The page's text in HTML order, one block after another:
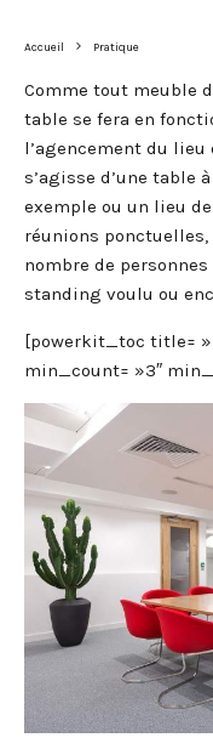
Accueil Pratique
Comme tout meuble
table se fera en
l’agencement du
s’agisse d’une table
exemple ou un lieu
réunions
nombre de
standing voulu ou
[powerkit_toc title=
min_count= »3″